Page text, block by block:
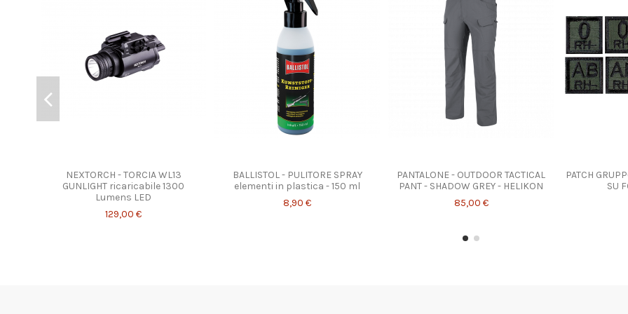
NEXTORCH - TORCIA WL13
GUNLIGHT ricaricabile 1300
Lumens LED
129,00 €
BALLISTOL - PULITORE SPRAY
elementi in plastica - 150 ml
8,90 €
PANTALONE - OUTDOOR TACTICAL
PANT - SHADOW GREY - HELIKON
85,00 €
PATCH
SU